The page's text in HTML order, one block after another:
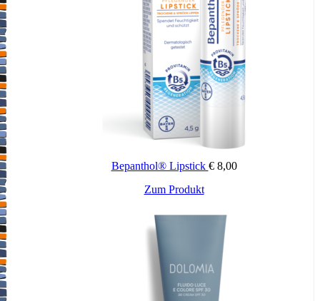
Bepanthol® Lipstick €8,00
Zum Produkt